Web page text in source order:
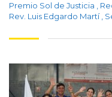
Premio Sol de Justicia
Rev. Luis Edgardo Martí